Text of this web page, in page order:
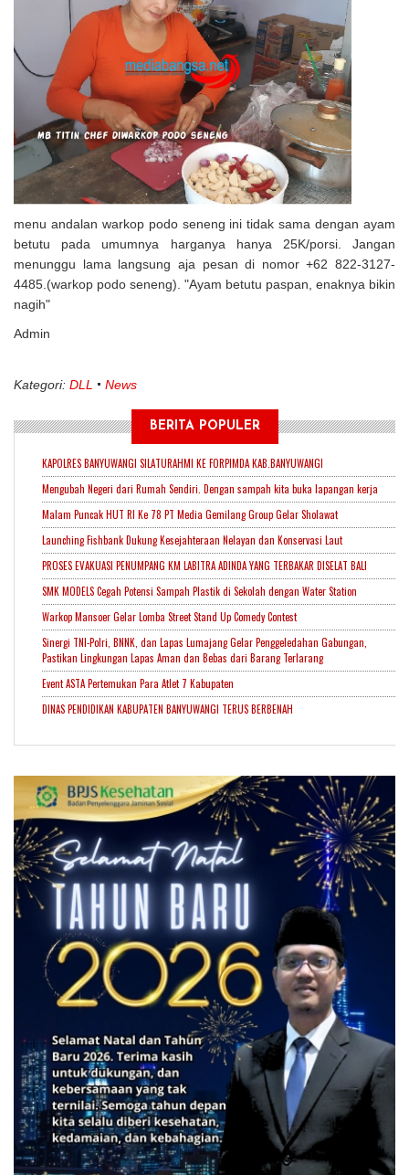
menu andalan warkop podo seneng ini tidak sama dengan ayam
betutu pada umumnya harganya hanya 25K/porsi. Jangan
menunggu lama langsung aja pesan di nomor +62 822-3127-
4485.(warkop podo seneng). "Ayam betutu paspan, enaknya bikin
nagih"
Admin
Kategori: DLL News
BERITA POPULER
KAPOLRES BANYUWANGI SILATURAHMI KE FORPIMDA KAB.BANYUWANGI
Mengubah Negeri dari Rumah Sendiri. Dengan sampah kita buka lapangan kerja
Malam Puncak HUT RI Ke 78 PT Media Gemilang Group Gelar Sholawat
Launching Fishbank Dukung Kesejahteraan Nelayan dan Konservasi Laut
PROSES EVAKUASI PENUMPANG KM LABITRA ADINDA YANG TERBAKAR DISELAT BALI
SMK MODELS Cegah Potensi Sampah Plastik di Sekolah dengan Water Station
Warkop Mansoer Gelar Lomba Street Stand Up Comedy Contest
Sinergi TNI-Polri, BNNK, dan Lapas Lumajang Gelar Penggeledahan Gabungan,
Pastikan Lingkungan Lapas Aman dan Bebas dari Barang Terlarang
Event ASTA Pertemukan Para Atlet 7 Kabupaten
DINAS PENDIDIKAN KABUPATEN BANYUWANGI TERUS BERBENAH